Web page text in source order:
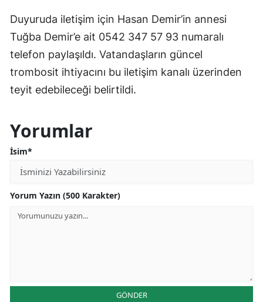
Duyuruda iletişim için Hasan Demir’in annesi
Tuğba Demir’e ait 0542 347 57 93 numaralı
telefon paylaşıldı. Vatandaşların güncel
trombosit ihtiyacını bu iletişim kanalı üzerinden
teyit edebileceği belirtildi.
Yorumlar
İsim*
Yorum Yazın (500 Karakter)
GÖNDER